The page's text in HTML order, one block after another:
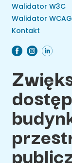
Walidator W3C
Walidator WCAG
Kontakt